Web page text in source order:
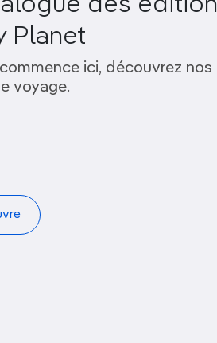
Planet
commence ici, découvrez nos
voyage.